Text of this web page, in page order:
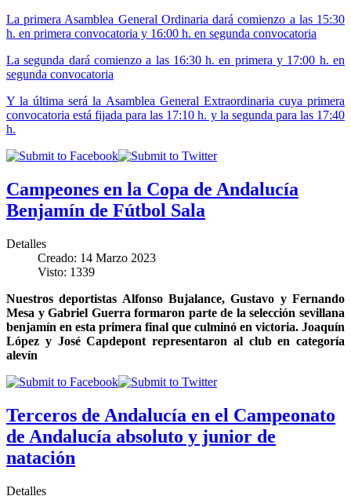
La primera Asamblea General Ordinaria dará comienzo a las 15:30
h. en primera convocatoria y 16:00 h. en segunda convocatoria
La segunda dará comienzo a las 16:30 h. en primera y 17:00 h. en
segunda convocatoria
Y la última será la Asamblea General Extraordinaria cuya primera
convocatoria está fijada para las 17:10 h. y la segunda para las 17:40
h.
Campeones en la Copa de Andalucía
Benjamín de Fútbol Sala
Detalles
Creado: 14 Marzo 2023
Visto: 1339
Nuestros deportistas Alfonso Bujalance, Gustavo y Fernando
Mesa y Gabriel Guerra formaron parte de la selección sevillana
benjamín en esta primera final que culminó en victoria. Joaquín
López y José Capdepont representaron al club en categoría
alevín
Terceros de Andalucía en el Campeonato
de Andalucía absoluto y junior de
natación
Detalles